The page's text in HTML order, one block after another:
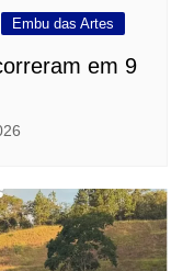
Embu das Artes
em 9